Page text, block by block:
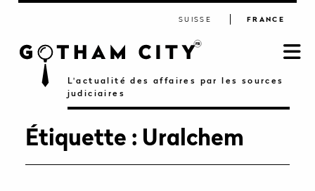
L'actualité des affaires par les sources
judiciaires
SUISSE FRANCE
Étiquette : Uralchem